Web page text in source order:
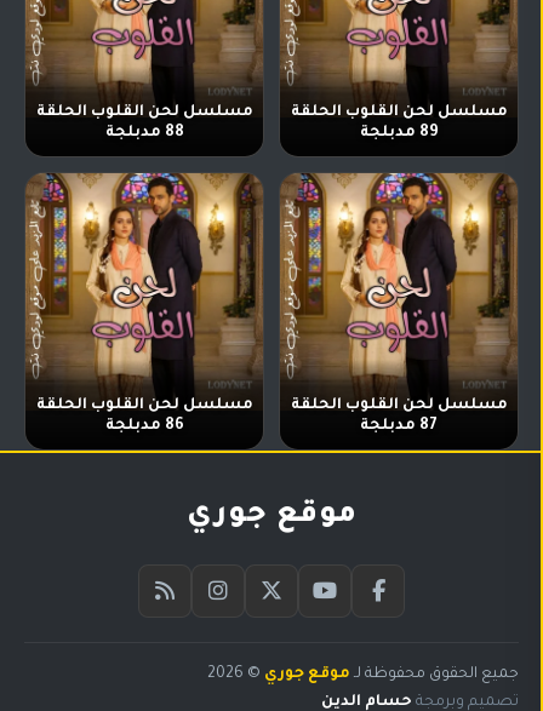
مسلسل لحن القلوب الحلقة
89 مدبلجة
مسلسل لحن القلوب الحلقة
88 مدبلجة
مسلسل لحن القلوب الحلقة
87 مدبلجة
مسلسل لحن القلوب الحلقة
86 مدبلجة
موقع جوري
جميع الحقوق محفوظة لـ موقع جوري © 2026
تصميم وبرمجة حسام الدين